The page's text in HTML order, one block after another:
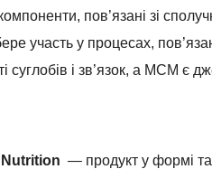
пов’язані зі
участь у процесах,
суглобів і зв’язок, а МСМ є
Nutrition — продукт у формі